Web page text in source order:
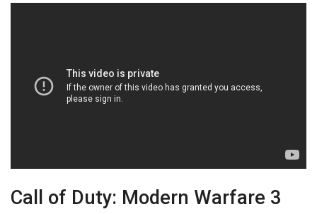
Call of Duty: Modern Warfare 3